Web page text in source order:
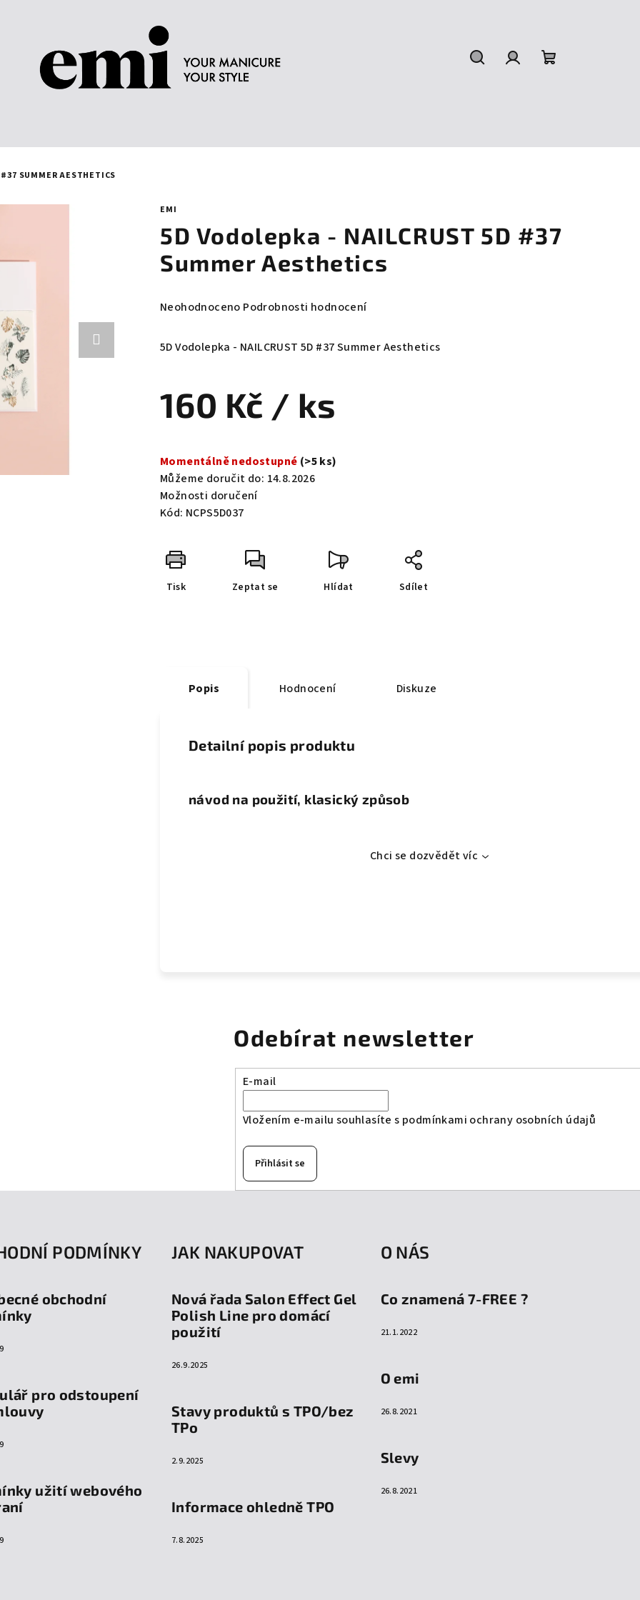
SUMMER AESTHETICS
EMI
5D Vodolepka - NAILCRUST 5D #37
Summer Aesthetics
Průměrné
produktu
z
Neohodnoceno Podrobnosti hodnocení
5D Vodolepka - NAILCRUST 5D #37 Summer Aesthetics
160 Kč / ks
cena:
Momentálně nedostupné (>5 ks)
Můžeme doručit do: 14.8.2026
Možnosti doručení
Kód: NCPS5D037
Tisk Zeptat se Hlídat Sdílet
Popis Hodnocení Diskuze
Detailní popis produktu
návod na použití, klasický způsob
Chci se dozvědět víc
Odebírat newsletter
E-mail
Vložením e-mailu souhlasíte s podmínkami ochrany osobních údajů
Přihlásit se
PODMÍNKY
obchodní
pro odstoupení
užití webového
JAK NAKUPOVAT
Nová řada Salon Effect Gel
Polish Line pro domácí
použití
26.9.2025
Stavy produktů s TPO/bez
TPo
2.9.2025
Informace ohledně TPO
7.8.2025
O NÁS
Co znamená 7-FREE ?
21.1.2022
O emi
26.8.2021
Slevy
26.8.2021